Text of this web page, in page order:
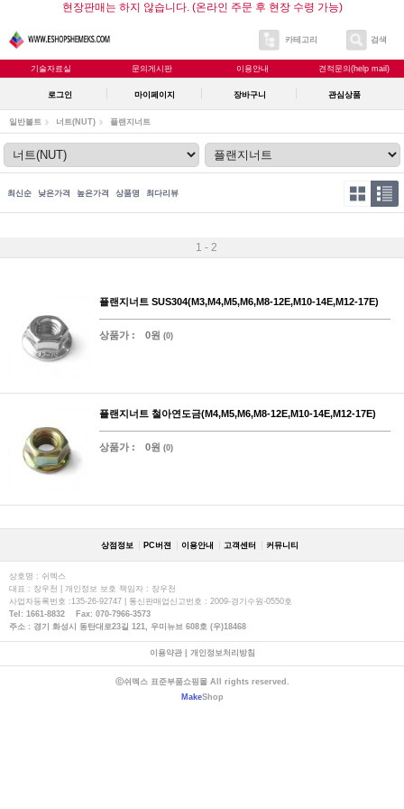
현장판매는 하지 않습니다. (온라인 주문 후 현장 수령 가능)
카테고리 검색
기술자료실 문의게시판 이용안내 견적문의(help mail)
로그인 마이페이지 장바구니 관심상품
일반볼트 너트(NUT) 플랜지너트
최신순 낮은가격 높은가격 상품명 최다리뷰
1 - 2
플랜지너트 SUS304(M3,M4,M5,M6,M8-12E,M10-14E,M12-17E)
상품가 : 0원 (0)
플랜지너트 철아연도금(M4,M5,M6,M8-12E,M10-14E,M12-17E)
상품가 : 0원 (0)
상점정보 PC버젼 이용안내 고객센터 커뮤니티
상호명 : 쉬멕스
대표 : 장우천 | 개인정보 보호 책임자 : 장우천
사업자등록번호 :135-26-92747 | 통신판매업신고번호 : 2009-경기수원-0550호
Tel: 1661-8832 Fax: 070-7966-3573
주소 : 경기 화성시 동탄대로23길 121, 우미뉴브 608호 (우)18468
이용약관| 개인정보처리방침
ⓒ쉬멕스 표준부품쇼핑몰 All rights reserved.
MakeShop